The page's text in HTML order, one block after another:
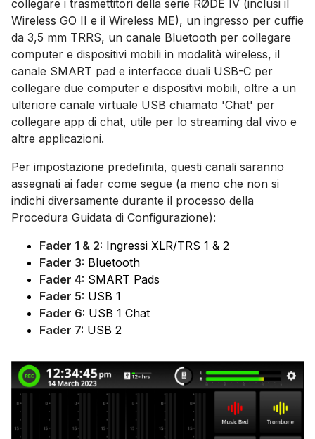
collegare i trasmettitori della serie RØDE IV (inclusi il
Wireless GO II e il Wireless ME), un ingresso per cuffie
da 3,5 mm TRRS, un canale Bluetooth per collegare
computer e dispositivi mobili in modalità wireless, il
canale SMART pad e interfacce duali USB-C per
collegare due computer e dispositivi mobili, oltre a un
ulteriore canale virtuale USB chiamato 'Chat' per
collegare app di chat, utile per lo streaming dal vivo e
altre applicazioni.
Per impostazione predefinita, questi canali saranno
assegnati ai fader come segue (a meno che non si
indichi diversamente durante il processo della
Procedura Guidata di Configurazione):
Fader 1 & 2: Ingressi XLR/TRS 1 & 2
Fader 3: Bluetooth
Fader 4: SMART Pads
Fader 5: USB 1
Fader 6: USB 1 Chat
Fader 7: USB 2